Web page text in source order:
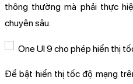
thông thường mà phải thực
chuyên sâu.
Để bật hiển thị tốc độ mạng